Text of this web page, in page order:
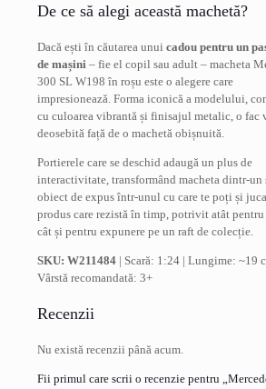
De ce să alegi această machetă?
Dacă ești în căutarea unui cadou pentru un
de mașini – fie el copil sau adult – macheta
300 SL W198 în roșu este o alegere care
impresionează. Forma iconică a modelului,
cu culoarea vibrantă și finisajul metalic, o fac
deosebită față de o machetă obișnuită.
Portierele care se deschid adaugă un plus de
interactivitate, transformând macheta dintr-un
obiect de expus într-unul cu care te poți și
produs care rezistă în timp, potrivit atât pentru
cât și pentru expunere pe un raft de colecție.
SKU: W211484 | Scară: 1:24 | Lungime: ~19
Vârstă recomandată: 3+
Recenzii
Nu există recenzii până acum.
Fii primul care scrii o recenzie pentru